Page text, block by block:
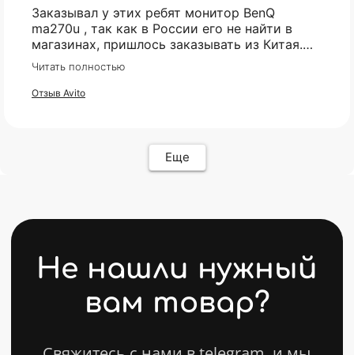
Заказывал у этих ребят монитор BenQ
ma270u , так как в России его не найти в
магазинах, пришлось заказывать из Китая.
Были сначало сомнения , так как монитор
относительно не дешёвый и хрупкий товар,
но товар пришел в целости и сохранности,
Читать полностью
Отзыв Avito
Еще
Политика конфиденциальности
Разработкa Y-S
ИП Карасев Арсений Андреевич
Комплектующие
Кресла
Все товары ↵
Условия возврата
FAQ
Контакты